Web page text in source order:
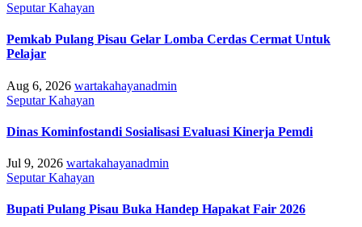
Seputar Kahayan
Pemkab Pulang Pisau Gelar Lomba Cerdas Cermat Untuk
Pelajar
Aug 6, 2026 wartakahayanadmin
Seputar Kahayan
Dinas Kominfostandi Sosialisasi Evaluasi Kinerja Pemdi
Jul 9, 2026 wartakahayanadmin
Seputar Kahayan
Bupati Pulang Pisau Buka Handep Hapakat Fair 2026